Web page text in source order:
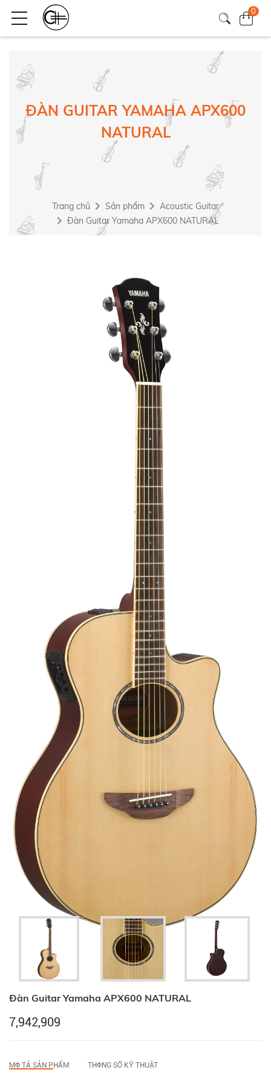
0
ĐÀN GUITAR YAMAHA APX600
NATURAL
Trang chủ Sản phẩm
Acoustic Guitar
Đàn Guitar Yamaha APX600 NATURAL
Đàn Guitar Yamaha APX600 NATURAL
7,942,909
MФ TẢ SẢN PHẨM THФNG SỐ KỸ THUẬT